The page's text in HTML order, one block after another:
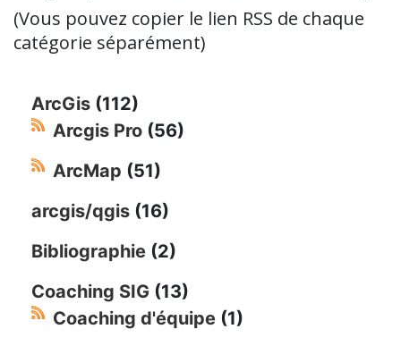
(Vous pouvez copier le lien RSS de chaque
catégorie séparément)
ArcGis (112)
Arcgis Pro (56)
ArcMap (51)
arcgis/qgis (16)
Bibliographie (2)
Coaching SIG (13)
Coaching d'équipe (1)